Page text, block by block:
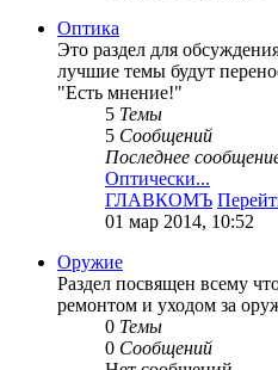
Оптика
Это раздел для
лучшие темы будут
"Есть мнение!"
5 Темы
5 Сообщений
Последнее
Оптически...
ГЛАВКОМЪ
01 мар 2014, 10:52
Оружие
Раздел посвящен всему
ремонтом и уходом за
0 Темы
0 Сообщений